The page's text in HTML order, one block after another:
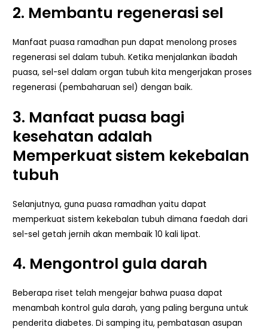
2. Membantu regenerasi sel
Manfaat puasa ramadhan pun dapat menolong proses
regenerasi sel dalam tubuh. Ketika menjalankan ibadah
puasa, sel-sel dalam organ tubuh kita mengerjakan proses
regenerasi (pembaharuan sel) dengan baik.
3. Manfaat puasa bagi
kesehatan adalah
Memperkuat sistem kekebalan
tubuh
Selanjutnya, guna puasa ramadhan yaitu dapat
memperkuat sistem kekebalan tubuh dimana faedah dari
sel-sel getah jernih akan membaik 10 kali lipat.
4. Mengontrol gula darah
Beberapa riset telah mengejar bahwa puasa dapat
menambah kontrol gula darah, yang paling berguna untuk
penderita diabetes. Di samping itu, pembatasan asupan